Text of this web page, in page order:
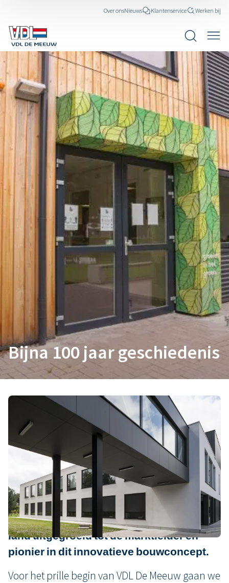
Over onsNieuws Klantenservice Werken bij
Bijna 100 jaar geschiedenis
Altijd pionier én trendsetter
Onze bedrijfswortels reiken al meer dan
90 jaar terug in de tijd. We zijn gestart als
winkelwagenbouwer en evolueerden in
de crisisjaren ’70 naar modulaire
bouwsystemen. Inmiddels zijn we in ons
land uitgegroeid tot dé marktleider en
pionier in dit innovatieve bouwconcept.
Voor het prille begin van VDL De Meeuw gaan we